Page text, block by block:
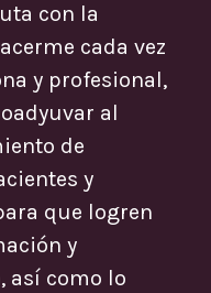
con la
cada vez
y profesional,
al
de
y
que logren
y
así como lo